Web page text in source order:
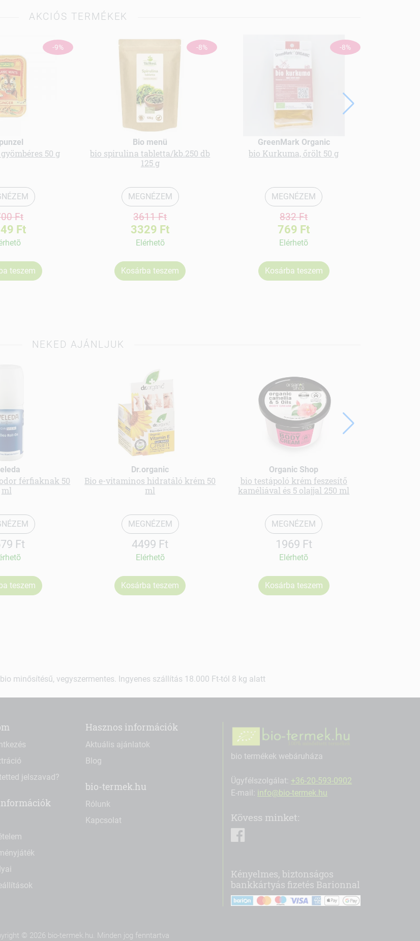
AKCIÓS TERMÉKEK
-9%
50 g
Ft
Ft
teszem
-8%
Bio menü
bio spirulina tabletta/kb.250 db
125 g
MEGNÉZEM
3611 Ft
3329 Ft
Elérhetõ
Kosárba teszem
-8%
GreenMark Organic
bio Kurkuma, őrölt 50 g
MEGNÉZEM
832 Ft
769 Ft
Elérhetõ
Kosárba teszem
NEKED AJÁNLJUK
férfiaknak 50
ml
Ft
teszem
Dr.organic
Bio e-vitaminos hidratáló krém 50
ml
MEGNÉZEM
4499 Ft
Elérhetõ
Kosárba teszem
Organic Shop
bio testápoló krém feszesítő
kaméliával és 5 olajjal 250 ml
MEGNÉZEM
1969 Ft
Elérhetõ
Kosárba teszem
minősítésű, vegyszermentes. Ingyenes szállítás 18.000 Ft-tól 8 kg alatt
jelszavad?
Hasznos információk
Aktuális ajánlatok
Blog
bio-termek.hu
Rólunk
Kapcsolat
bio termékek webáruháza
Ügyfélszolgálat: +36-20-593-0902
E-mail: info@bio-termek.hu
Kövess minket:
Kényelmes, biztonságos
bankkártyás fizetés Barionnal
© 2026 bio-termek.hu. Minden jog fenntartva